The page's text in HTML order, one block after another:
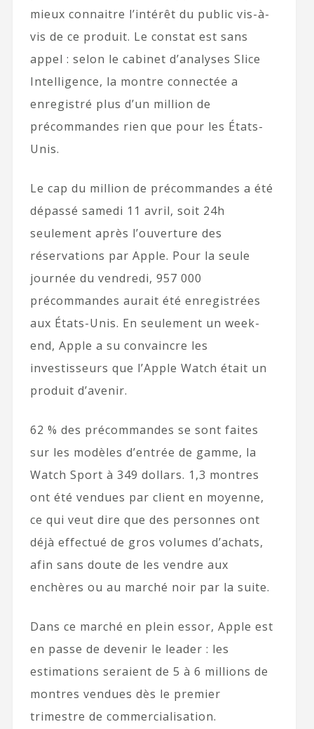
mieux connaitre l’intérêt du public vis-à-
vis de ce produit. Le constat est sans
appel : selon le cabinet d’analyses Slice
Intelligence, la montre connectée a
enregistré plus d’un million de
précommandes rien que pour les États-
Unis.
Le cap du million de précommandes a été
dépassé samedi 11 avril, soit 24h
seulement après l’ouverture des
réservations par Apple. Pour la seule
journée du vendredi, 957 000
précommandes aurait été enregistrées
aux États-Unis. En seulement un week-
end, Apple a su convaincre les
investisseurs que l’Apple Watch était un
produit d’avenir.
62 % des précommandes se sont faites
sur les modèles d’entrée de gamme, la
Watch Sport à 349 dollars. 1,3 montres
ont été vendues par client en moyenne,
ce qui veut dire que des personnes ont
déjà effectué de gros volumes d’achats,
afin sans doute de les vendre aux
enchères ou au marché noir par la suite.
Dans ce marché en plein essor, Apple est
en passe de devenir le leader : les
estimations seraient de 5 à 6 millions de
montres vendues dès le premier
trimestre de commercialisation.